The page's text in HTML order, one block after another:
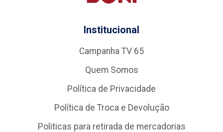
Institucional
Campanha TV 65
Quem Somos
Política de Privacidade
Política de Troca e Devolução
Politicas para retirada de mercadorias